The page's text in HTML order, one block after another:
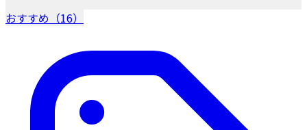
おすすめ（16）